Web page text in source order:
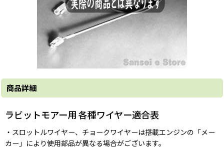
商品詳細
ラビットモアー用 各種ワイヤー適合表
・スロットルワイヤー、チョークワイヤーは搭載エンジンの「メー
カー」により使用部品が異なる場合がございます。